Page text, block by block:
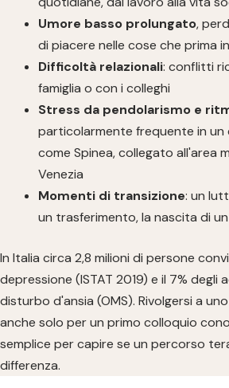
Umore basso prolungato,
di piacere nelle cose che prima
Difficoltà relazionali: conflitti
famiglia o con i colleghi
Stress da pendolarismo e
particolarmente frequente in
come Spinea, collegato all'area
Venezia
Momenti di transizione: un
un trasferimento, la nascita di
In Italia circa 2,8 milioni di persone
depressione (ISTAT 2019) e il 7% degli
disturbo d'ansia (OMS). Rivolgersi a
anche solo per un primo colloquio
semplice per capire se un percorso
differenza.